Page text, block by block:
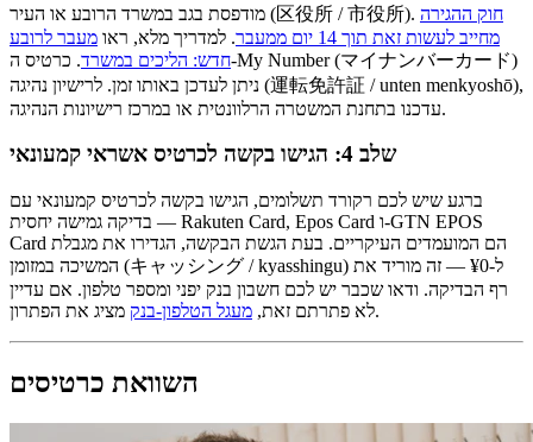
מודפסת בגב במשרד הרובע או העיר (区役所 / 市役所). חוק ההגירה
מחייב לעשות זאת תוך 14 יום ממעבר
. למדריך מלא, ראו מעבר לרובע
חדש: הליכים במשרד. כרטיס ה-My Number (マイナンバーカード)
ניתן לעדכן באותו זמן. לרישיון נהיגה (運転免許証 / unten menkyoshō),
עדכנו בתחנת המשטרה הרלוונטית או במרכז רישיונות הנהיגה.
שלב 4: הגישו בקשה לכרטיס אשראי קמעונאי
ברגע שיש לכם רקורד תשלומים, הגישו בקשה לכרטיס קמעונאי עם
בדיקה גמישה יחסית — Rakuten Card, Epos Card ו-GTN EPOS
Card הם המועמדים העיקריים. בעת הגשת הבקשה, הגדירו את מגבלת
המשיכה במזומן (キャッシング / kyasshingu) ל-¥0 — זה מוריד את
רף הבדיקה. ודאו שכבר יש לכם חשבון בנק יפני ומספר טלפון. אם עדיין
לא פתרתם זאת, מעגל הטלפון-בנק מציג את הפתרון.
השוואת כרטיסים